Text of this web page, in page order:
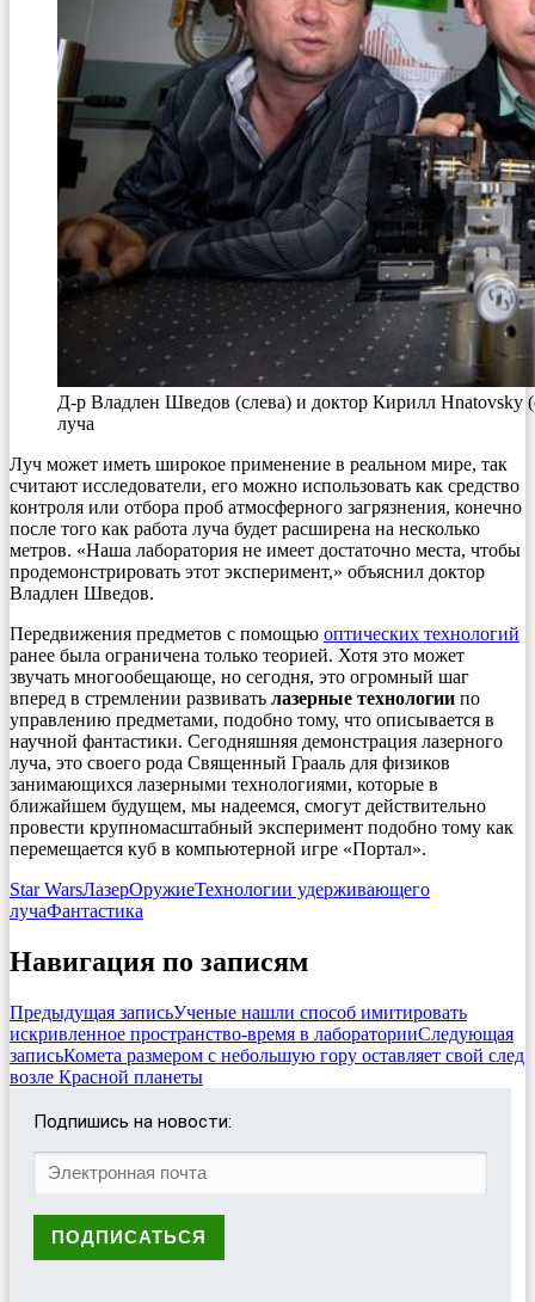
Д-р Владлен Шведов (слева) и доктор Кирилл Hnatovsky
луча
Луч может иметь широкое применение в реальном мире, так
считают исследователи, его можно использовать как средство
контроля или отбора проб атмосферного загрязнения, конечно
после того как работа луча будет расширена на несколько
метров. «Наша лаборатория не имеет достаточно места, чтобы
продемонстрировать этот эксперимент,» объяснил доктор
Владлен Шведов.
Передвижения предметов с помощью оптических технологий
ранее была ограничена только теорией. Хотя это может
звучать многообещающе, но сегодня, это огромный шаг
вперед в стремлении развивать лазерные технологии по
управлению предметами, подобно тому, что описывается в
научной фантастики. Сегодняшняя демонстрация лазерного
луча, это своего рода Священный Грааль для физиков
занимающихся лазерными технологиями, которые в
ближайшем будущем, мы надеемся, смогут действительно
провести крупномасштабный эксперимент подобно тому как
перемещается куб в компьютерной игре «Портал».
Star WarsЛазерОружиеТехнологии удерживающего
лучаФантастика
Навигация по записям
Предыдущая записьУченые нашли способ имитировать
искривленное пространство-время в лабораторииСледующая
записьКомета размером с небольшую гору оставляет свой след
возле Красной планеты
Подпишись на новости: